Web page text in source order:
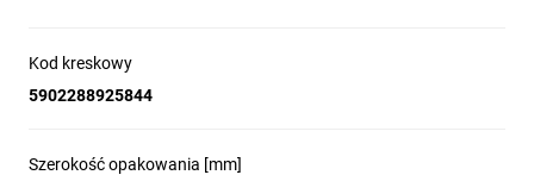
Kod kreskowy
5902288925844
Szerokość opakowania [mm]